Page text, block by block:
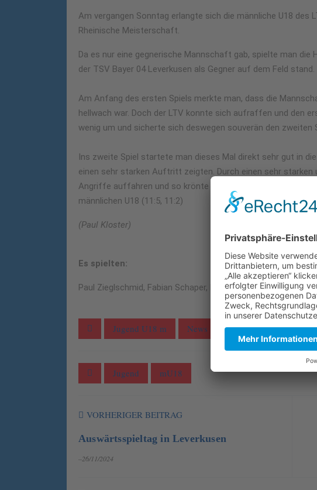
Am vergangen Sonntag erlangte sich die männliche U18 des
Rheinische Meisterschaft.
Da es nur eine gegnerische Mannschaft gab, spielte man die
der TSV Bayer 04 Leverkusen als Gegner auf dem Feld stand.
Am Anfang des ersten Spiels merkte man, dass die
hellwach war. Doch der LTV konnte sich aufraffen und den
wenig um und sicherte sich deswegen souverän den zweiten
Ins zweite Spiel startete man dieses Mal direkt sehr gut in
einen sehr starken Auftritt zeigten. Durch einen sehr
Angriffe auffahren und so krönte man sich mit zwei
männlichen U18 (11:5, 11:2)
(Paul Kloster)
Es spielten:
Paul Zieglschmid, Fabian Schaper, Ruben Schulte, Lennard
Jugend U18 m News News allgemein
Jugend mU18
VORHERIGER BEITRAG
Auswärtsspieltag in Leverkusen
–26/11/2024